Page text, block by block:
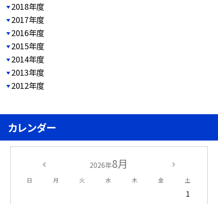
2018年度
2017年度
2016年度
2015年度
2014年度
2013年度
2012年度
カレンダー
2026年8月
日 月 火 水 木 金 土
1